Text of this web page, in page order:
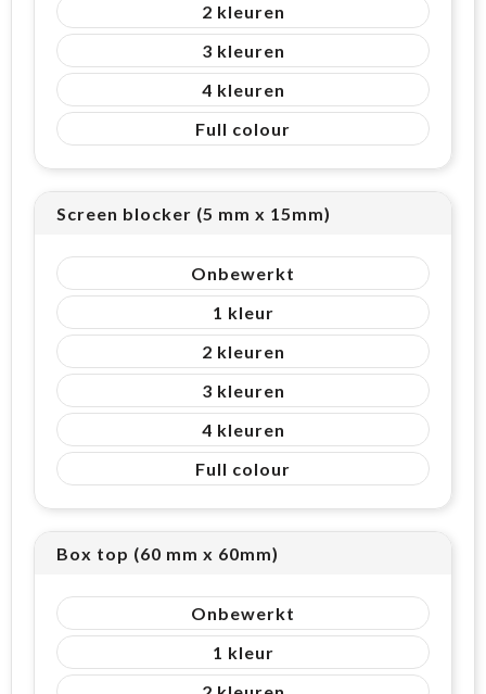
2
3
4
Full colour
Screen blocker (5 mm x 15mm)
Onbewerkt
1
2
3
4
Full colour
Box top (60 mm x 60mm)
Onbewerkt
1